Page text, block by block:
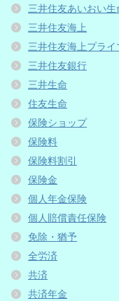
三井住友あいおい生
三井住友海上
三井住友海上プラ
三井住友銀行
三井生命
住友生命
保険ショップ
保険料
保険料割引
保険金
個人年金保険
個人賠償責任保険
免除・猶予
全労済
共済
共済年金